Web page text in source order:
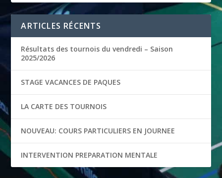
ARTICLES RÉCENTS
Résultats des tournois du vendredi – Saison
2025/2026
STAGE VACANCES DE PAQUES
LA CARTE DES TOURNOIS
NOUVEAU: COURS PARTICULIERS EN JOURNEE
INTERVENTION PREPARATION MENTALE